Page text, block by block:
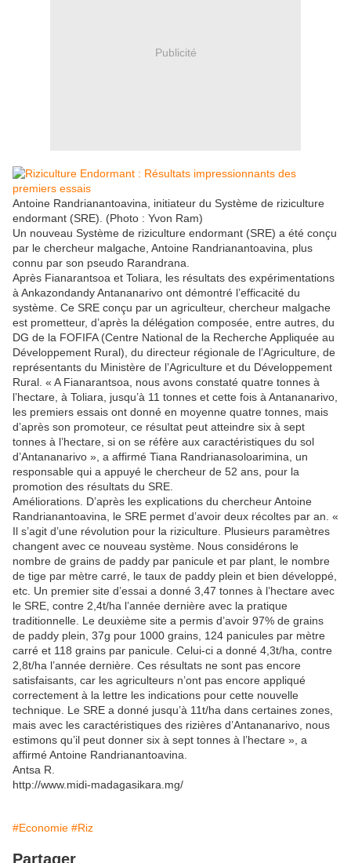
Publicité
Antoine Randrianantoavina, initiateur du Système de riziculture
endormant (SRE). (Photo : Yvon Ram)
Un nouveau Système de riziculture endormant (SRE) a été conçu
par le chercheur malgache, Antoine Randrianantoa­vina, plus
connu par son pseudo Rarandrana.
Après Fianarantsoa et Toliara, les résultats des expérimentations
à Ankazondandy Antananarivo ont démontré l’efficacité du
système. Ce SRE conçu par un agriculteur, chercheur malgache
est prometteur, d’après la délégation composée, entre autres, du
DG de la FOFIFA (Centre National de la Recherche Appliquée au
Développement Rural), du directeur régionale de l’Agriculture, de
représentants du Ministère de l’Agriculture et du Développement
Rural. « A Fianarantsoa, nous avons constaté quatre tonnes à
l’hectare, à Toliara, jusqu’à 11 tonnes et cette fois à Antananarivo,
les premiers essais ont donné en moyenne quatre tonnes, mais
d’après son promoteur, ce résultat peut atteindre six à sept
tonnes à l’hectare, si on se réfère aux caractéristiques du sol
d’Antananarivo », a affirmé Tiana Randrianasoloarimina, un
responsable qui a appuyé le chercheur de 52 ans, pour la
promotion des résultats du SRE.
Améliorations. D’après les explications du chercheur Antoine
Randrianantoavina, le SRE permet d’avoir deux récoltes par an. «
Il s’agit d’une révolution pour la riziculture. Plusieurs paramètres
changent avec ce nouveau système. Nous considérons le
nombre de grains de paddy par panicule et par plant, le nombre
de tige par mètre carré, le taux de paddy plein et bien développé,
etc. Un premier site d’essai a donné 3,47 tonnes à l’hectare avec
le SRE, contre 2,4t/ha l’année dernière avec la pratique
traditionnelle. Le deuxième site a permis d’avoir 97% de grains
de paddy plein, 37g pour 1000 grains, 124 panicules par mètre
carré et 118 grains par panicule. Celui-ci a donné 4,3t/ha, contre
2,8t/ha l’année dernière. Ces résultats ne sont pas encore
satisfaisants, car les agriculteurs n’ont pas encore appliqué
correctement à la lettre les indications pour cette nouvelle
technique. Le SRE a donné jusqu’à 11t/ha dans certaines zones,
mais avec les caractéristiques des rizières d’Antananarivo, nous
estimons qu’il peut donner six à sept tonnes à l’hectare », a
affirmé Antoine Randrianantoavina.
Antsa R.
http://www.midi-madagasikara.mg/
#Economie #Riz
Partager